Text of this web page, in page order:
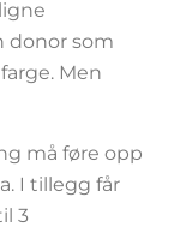
donor som
Men
må føre opp
I tillegg får
3